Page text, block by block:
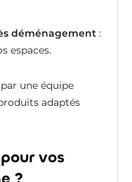
déménagement:
espaces.
une équipe
adaptés
vos